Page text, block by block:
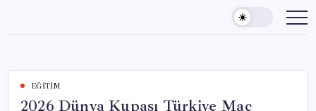
content
EĞITIM
2026 Dünya Kupası Türkiye Maç